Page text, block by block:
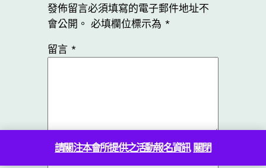
發佈留言必須填寫的電子郵件地址不
會公開。 必填欄位標示為 *
留言 *
顯示名稱*
請關注本會所提供之活動報名資訊 關閉